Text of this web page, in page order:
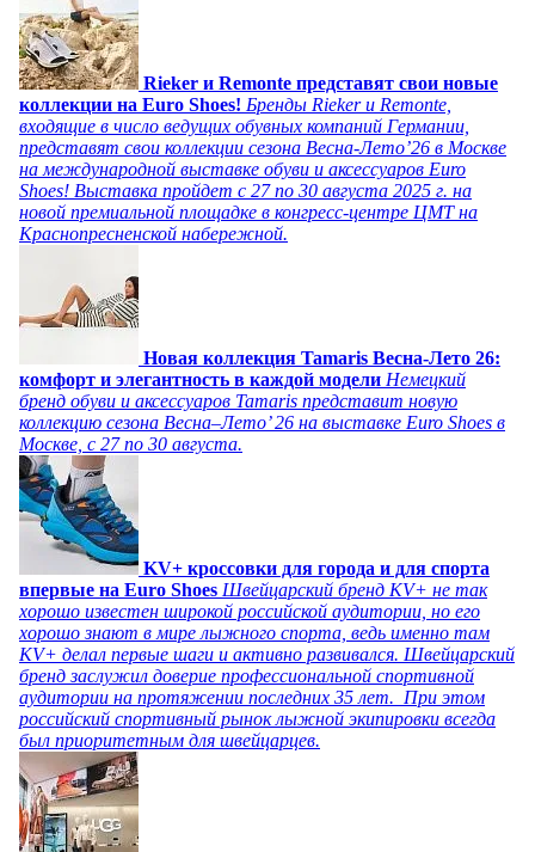
Rieker и Remonte представят свои новые
коллекции на Euro Shoes! Бренды Rieker и Remonte,
входящие в число ведущих обувных компаний Германии,
представят свои коллекции сезона Весна-Лето’26 в Москве
на международной выставке обуви и аксессуаров Euro
Shoes! Выставка пройдет c 27 по 30 августа 2025 г. на
новой премиальной площадке в конгресс-центре ЦМТ на
Краснопресненской набережной.
Новая коллекция Tamaris Весна-Лето 26:
комфорт и элегантность в каждой модели Немецкий
бренд обуви и аксессуаров Tamaris представит новую
коллекцию сезона Весна–Лето’ 26 на выставке Euro Shoes в
Москве, с 27 по 30 августа.
KV+ кроссовки для города и для спорта
впервые на Euro Shoes Швейцарский бренд KV+ не так
хорошо известен широкой российской аудитории, но его
хорошо знают в мире лыжного спорта, ведь именно там
KV+ делал первые шаги и активно развивался. Швейцарский
бренд заслужил доверие профессиональной спортивной
аудитории на протяжении последних 35 лет. При этом
российский спортивный рынок лыжной экипировки всегда
был приоритетным для швейцарцев.